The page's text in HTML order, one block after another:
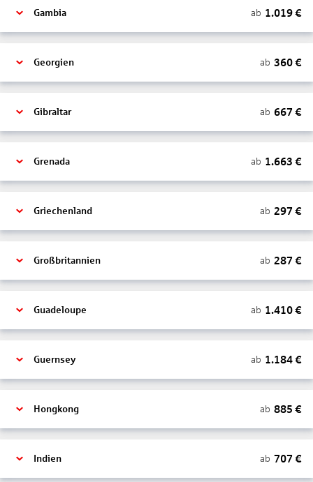
Gambia ab 1.019€
Georgien ab 360€
Gibraltar ab 667 €
Grenada ab 1.663 €
Griechenland ab 297 €
Großbritannien ab 287 €
Guadeloupe ab 1.410€
Guernsey ab 1.184€
Hongkong ab 885 €
Indien ab 707 €